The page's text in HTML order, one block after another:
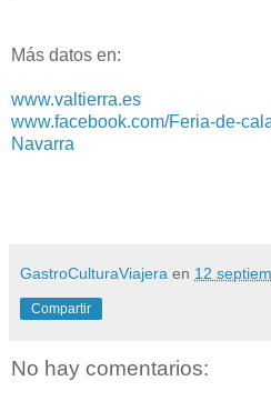
Más datos en:
www.valtierra.es
www.facebook.com/Feria-de-
Navarra
GastroCulturaViajera en 12
Compartir
No hay comentarios: